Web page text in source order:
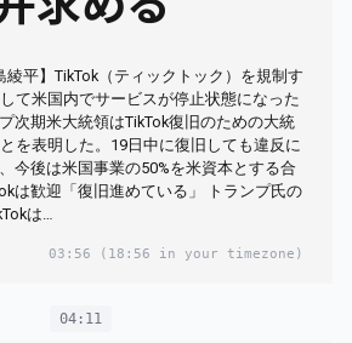
綾平】TikTok（ティックトック）を規制す
て米国内でサービスが停止状態になった
次期米大統領はTikTok復旧のための大統
を表明した。19日中に復旧しても違反に
今後は米国事業の50%を米資本とする合
は歓迎「復旧進めている」 トランプ氏の
は…
03:56 (18:56 in your timezone)
04:11